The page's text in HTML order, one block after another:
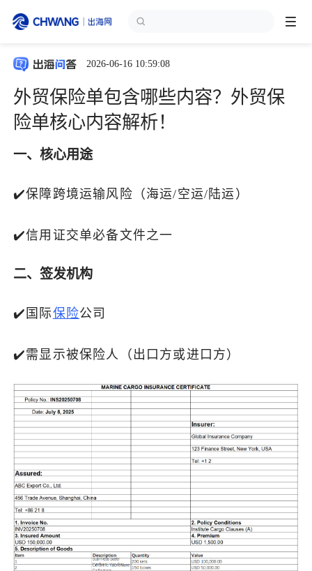
跨境展会
出海服务
出海资讯
跨境报告
2026-06-16 10:59:08
外贸保险单包含哪些内容？外贸保
险单核心内容解析！
一、核心用途‌
‌✔️保障跨境运输风险（海运/空运/陆运）
‌✔️信用证交单必备文件之一
二、签发机构
‌✔️国际保险公司
‌✔️需显示被保险人（出口方或进口方）